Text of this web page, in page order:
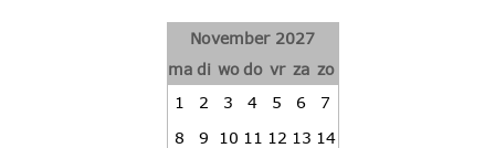
November 2027
ma di wodo vr za zo
1
2 3 4 5 6
7
8
9 10 11 12 13 14